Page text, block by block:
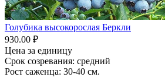
Голубика высокорослая Беркли
930.00 ₽
Цена за единицу
Срок созревания: средний
Рост саженца: 30-40 см.